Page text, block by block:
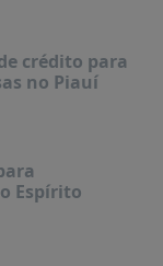
crédito para
no Piauí
Espírito